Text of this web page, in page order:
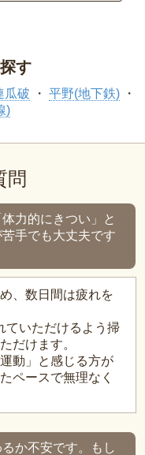
す
瓜破
平野(地下鉄)
)
問
力的にきつい」と
手でも大丈夫です
、数日間は疲れを
ていただけるよう掃
だけます。
動」と感じる方が
ペースで無理なく
か不安です。もし